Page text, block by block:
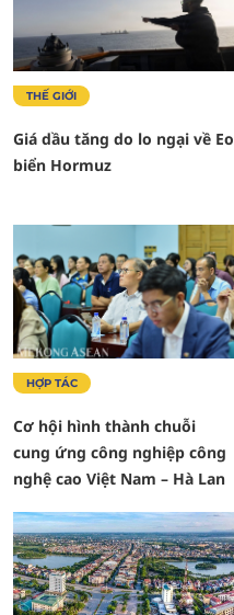
THẾ GIỚI
Giá dầu tăng do lo ngại về Eo
biển Hormuz
HỢP TÁC
Cơ hội hình thành chuỗi
cung ứng công nghiệp công
nghệ cao Việt Nam – Hà Lan